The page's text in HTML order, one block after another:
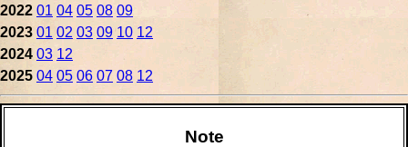
2022 01 04 05 08 09
2023 01 02 03 09 10 12
2024 03 12
2025 04 05 06 07 08 12
Note